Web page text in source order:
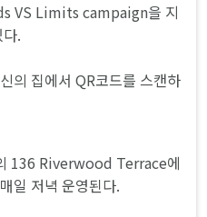
VS Limits campaign을 지
.
의 집에서 QR코드를 스캔하
136 Riverwood Terrace에
일 저녁 운영된다.